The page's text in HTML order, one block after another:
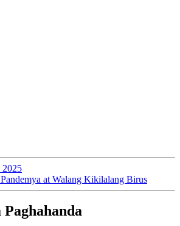
2025
at Walang Kikilalang Birus
Paghahanda